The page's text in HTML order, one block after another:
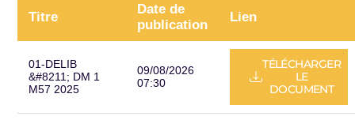
Titre
Date de
publication
Lien
01-DELIB
&#8211; DM 1
M57 2025
09/08/2026
07:30
TÉLÉCHARGER
LE
DOCUMENT